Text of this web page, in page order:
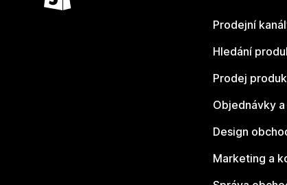
Prodejní
Hledání
Prodej
Objednávky
Design
Marketing a